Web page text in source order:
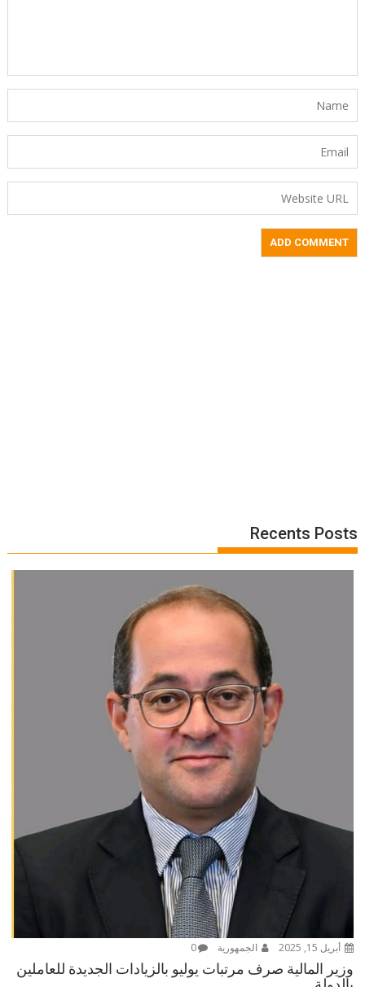
Recents Posts
أبريل 15, 2025 الجمهورية 0
وزير المالية صرف مرتبات يوليو بالزيادات الجديدة للعاملين